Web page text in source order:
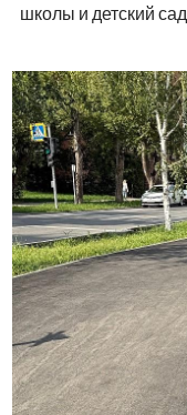
школы и детский сад.